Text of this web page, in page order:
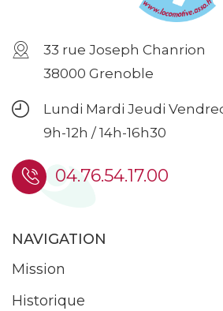
33 rue Joseph Chanrion
38000 Grenoble
Lundi Mardi Jeudi
9h-12h / 14h-16h30
04.76.54.17.00
NAVIGATION
Mission
Historique